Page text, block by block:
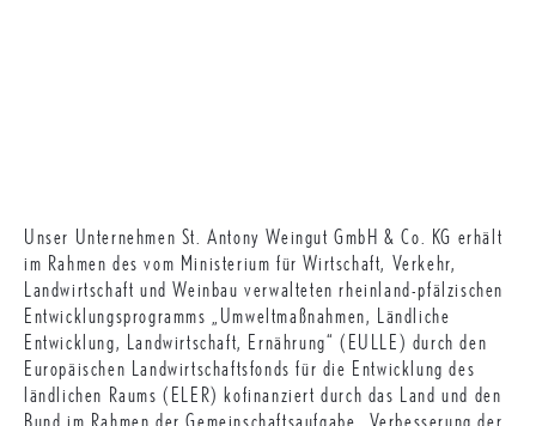
Unser Unternehmen St. Antony Weingut GmbH & Co. KG erhält
im Rahmen des vom Ministerium für Wirtschaft, Verkehr,
Landwirtschaft und Weinbau verwalteten rheinland-pfälzischen
Entwicklungsprogramms „Umweltmaßnahmen, Ländliche
Entwicklung, Landwirtschaft, Ernährung“ (EULLE) durch den
Europäischen Landwirtschaftsfonds für die Entwicklung des
ländlichen Raums (ELER) kofinanziert durch das Land und den
Bund im Rahmen der Gemeinschaftsaufgabe „Verbesserung der